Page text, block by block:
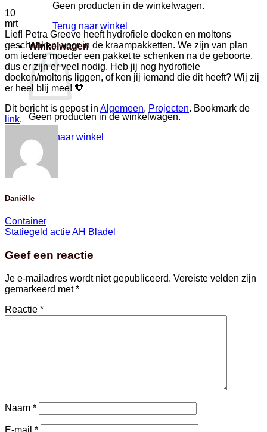
Geen producten in de winkelwagen.
Terug naar winkel
Winkelwagen
Geen producten in de winkelwagen.
Terug naar winkel
10
mrt
Lief! Petra Greeve heeft hydrofiele doeken en moltons
geschonken, voor in de kraampakketten. We zijn van plan
om iedere moeder een pakket te schenken na de geboorte,
dus er zijn er veel nodig. Heb jij nog hydrofiele
doeken/moltons liggen, of ken jij iemand die dit heeft? Wij zij
er heel blij mee! 🧡
Dit bericht is gepost in Algemeen, Projecten. Bookmark de
link.
Daniëlle
Container
Statiegeld actie AH Bladel
Geef een reactie
Je e-mailadres wordt niet gepubliceerd. Vereiste velden zijn
gemarkeerd met*
Reactie *
Naam *
E-mail *